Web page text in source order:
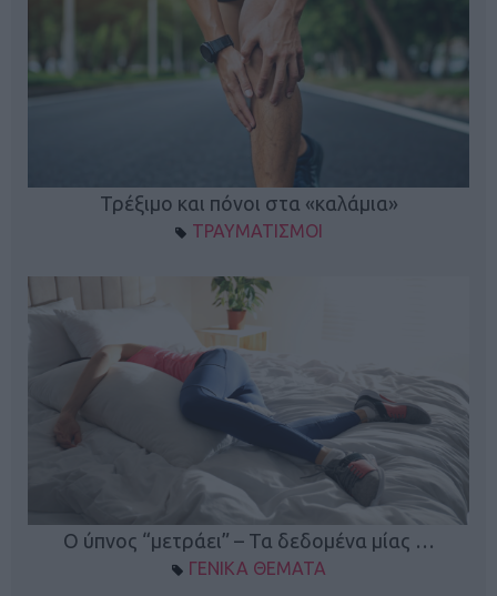
Τρέξιμο και πόνοι στα «καλάμια»
ΤΡΑΥΜΑΤΙΣΜΟΙ
Ο ύπνος “μετράει” – Τα δεδομένα μίας …
ΓΕΝΙΚΑ ΘΕΜΑΤΑ